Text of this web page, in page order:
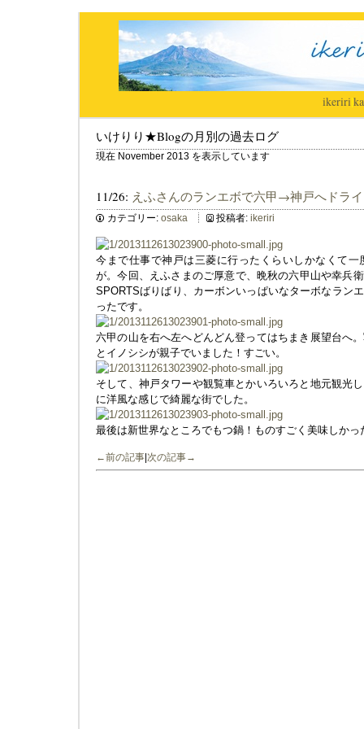
ikeriri|
いけりり★Blogの月別の過去ログ
現在 November 2013 を表示しています
11/26: えふさんのランエボで六甲→神戸へドラ
カテゴリー: osaka 投稿者: ikeriri
今まで仕事で神戸は三菱に行ったくらいしかなくて
が。今回、えふさまのご厚意で、晩秋の六甲山や幸兵
SPORTSばりばり、カーボンいっぱいなターボなラン
ったです。
六甲の山を右へ左へどんどん登ってはちまき展望台へ
とイノシシが親子でいました！すごい。
そして、神戸タワーや観覧車とかいろいろと地元観光
に洋風な感じで綺麗な街でした。
最後は新世界なところでもつ鍋！ものすごく美味しかっ
←前の記事 次の記事→